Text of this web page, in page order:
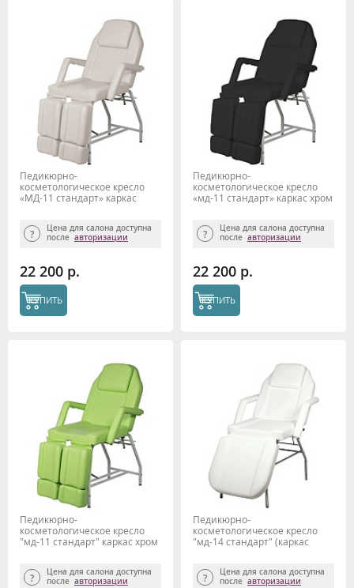
Педикюрно-
косметологическое кресло
«МД-11 стандарт» каркас
Цена для салона доступна
после авторизации
22 200 р.
КУПИТЬ
Педикюрно-
косметологическое кресло
«мд-11 стандарт» каркас хром
Цена для салона доступна
после авторизации
22 200 р.
КУПИТЬ
Педикюрно-
косметологическое кресло
"мд-11 стандарт" каркас хром
Цена для салона доступна
после авторизации
Педикюрно-
косметологическое кресло
"мд-14 стандарт" (каркас
Цена для салона доступна
после авторизации